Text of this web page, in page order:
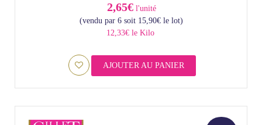
2,65€ l'unité
(vendu par 6 soit 15,90€le lot)
12,33€ le Kilo
AJOUTER AU PANIER